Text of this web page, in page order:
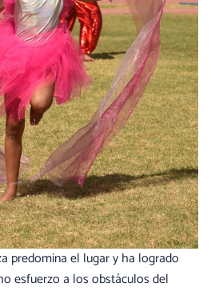
predomina el lugar y ha logrado
esfuerzo a los obstáculos del